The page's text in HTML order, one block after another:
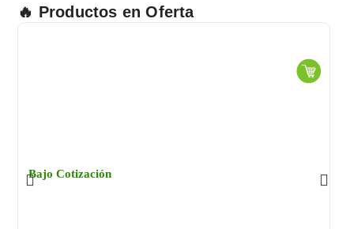
🔥 Productos en Oferta
Bajo Cotización